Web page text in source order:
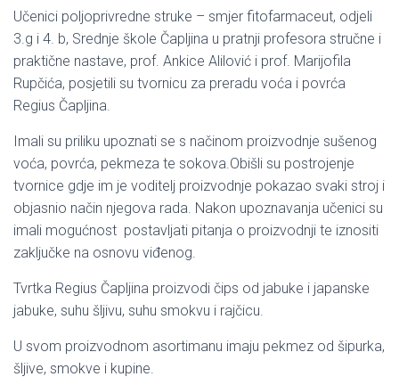
Učenici poljoprivredne struke – smjer fitofarmaceut, odjeli
3.g i 4. b, Srednje škole Čapljina u pratnji profesora stručne i
praktične nastave, prof. Ankice Alilović i prof. Marijofila
Rupčića, posjetili su tvornicu za preradu voća i povrća
Regius Čapljina.
Imali su priliku upoznati se s načinom proizvodnje sušenog
voća, povrća, pekmeza te sokova.Obišli su postrojenje
tvornice gdje im je voditelj proizvodnje pokazao svaki stroj i
objasnio način njegova rada. Nakon upoznavanja učenici su
imali mogućnost postavljati pitanja o proizvodnji te iznositi
zaključke na osnovu viđenog.
Tvrtka Regius Čapljina proizvodi čips od jabuke i japanske
jabuke, suhu šljivu, suhu smokvu i rajčicu.
U svom proizvodnom asortimanu imaju pekmez od šipurka,
šljive, smokve i kupine.